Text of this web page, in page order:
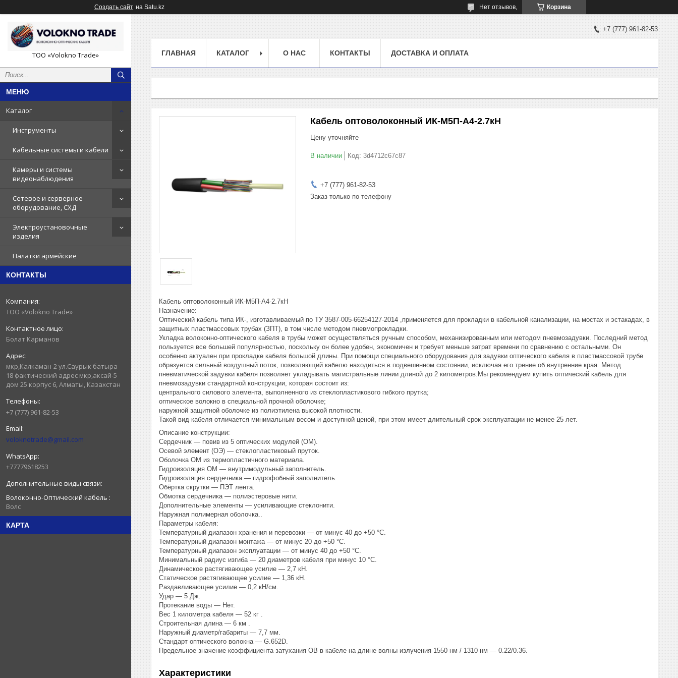
Создать сайт на Satu.kz Корзина
Нет отзывов,
ТОО «Volokno Trade»
Каталог
Инструменты
Кабельные системы и кабели
Камеры и системы
видеонаблюдения
Сетевое и серверное
оборудование, СХД
Электроустановочные
изделия
Палатки армейские
КОНТАКТЫ
ТОО «Volokno Trade»
Болат Карманов
мкр,Калкаман-2 ул.Саурык батыра
18 фактический адрес мкр,аксай-5
дом 25 корпус 6, Алматы, Казахстан
+7 (777) 961-82-53
voloknotrade@gmail.com
+77779618253
Волоконно-Оптический кабель
Волс
КАРТА
+7 (777) 961-82-53
ГЛАВНАЯ КАТАЛОГ О НАС КОНТАКТЫ ДОСТАВКА И ОПЛАТА
Кабель оптоволоконный ИК-М5П-А4-2.7кН
Цену уточняйте
В наличии Код: 3d4712c67c87
+7 (777) 961-82-53
Заказ только по телефону
Кабель оптоволоконный ИК-М5П-А4-2.7кН
Назначение:
Оптический кабель типа ИК-, изготавливаемый по ТУ 3587-005-66254127-2014 ,применяется для прокладки в кабельной канализации, на мостах и эстакадах, в
защитных пластмассовых трубах (ЗПТ), в том числе методом пневмопрокладки.
Укладка волоконно-оптического кабеля в трубы может осуществляться ручным способом, механизированным или методом пневмозадувки. Последний метод
пользуется все большей популярностью, поскольку он более удобен, экономичен и требует меньше затрат времени по сравнению с остальными. Он
особенно актуален при прокладке кабеля большой длины. При помощи специального оборудования для задувки оптического кабеля в пластмассовой трубе
образуется сильный воздушный поток, позволяющий кабелю находиться в подвешенном состоянии, исключая его трение об внутренние края. Метод
пневматической задувки кабеля позволяет укладывать магистральные линии длиной до 2 километров.Мы рекомендуем купить оптический кабель для
пневмозадувки стандартной конструкции, которая состоит из:
центрального силового элемента, выполненного из стеклопластикового гибкого прутка;
оптическое волокно в специальной прочной оболочке;
наружной защитной оболочке из полиэтилена высокой плотности.
Такой вид кабеля отличается минимальным весом и доступной ценой, при этом имеет длительный срок эксплуатации не менее 25 лет.
Описание конструкции:
Сердечник — повив из 5 оптических модулей (ОМ).
Осевой элемент (ОЭ) — стеклопластиковый пруток.
Оболочка ОМ из термопластичного материала.
Гидроизоляция ОМ — внутримодульный заполнитель.
Гидроизоляция сердечника — гидрофобный заполнитель.
Обёртка скрутки — ПЭТ лента.
Обмотка сердечника — полиэстеровые нити.
Дополнительные элементы — усиливающие стеклонити.
Наружная полимерная оболочка..
Параметры кабеля:
Температурный диапазон хранения и перевозки — от минус 40 до +50 °С.
Температурный диапазон монтажа — от минус 20 до +50 °С.
Температурный диапазон эксплуатации — от минус 40 до +50 °С.
Минимальный радиус изгиба — 20 диаметров кабеля при минус 10 °С.
Динамическое растягивающее усилие — 2,7 кН.
Статическое растягивающее усилие — 1,36 кН.
Раздавливающее усилие — 0,2 кН/см.
Удар — 5 Дж.
Протекание воды — Нет.
Вес 1 километра кабеля — 52 кг .
Строительная длина — 6 км .
Наружный диаметр/габариты — 7,7 мм.
Стандарт оптического волокна — G.652D.
Предельное значение коэффициента затухания ОВ в кабеле на длине волны излучения 1550 нм / 1310 нм — 0.22/0.36.
Характеристики